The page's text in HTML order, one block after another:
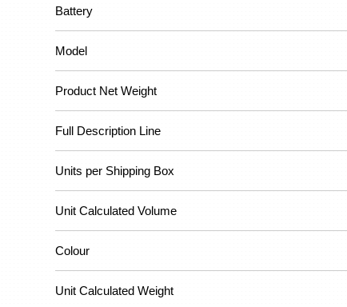
Battery
Model
Product Net Weight
Full Description Line
Units per Shipping Box
Unit Calculated Volume
Colour
Unit Calculated Weight